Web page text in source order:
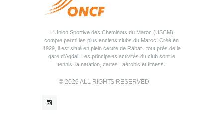
L'Union Sportive des Cheminots du Maroc (USCM)
compte parmi les plus anciens clubs du Maroc. Créé en
1929, il est situé en plein centre de Rabat , tout près de la
gare d'Agdal. Les principales activités du club sont le
tennis, la natation, cartes , aérobic et fitness.
© 2026 ALL RIGHTS RESERVED